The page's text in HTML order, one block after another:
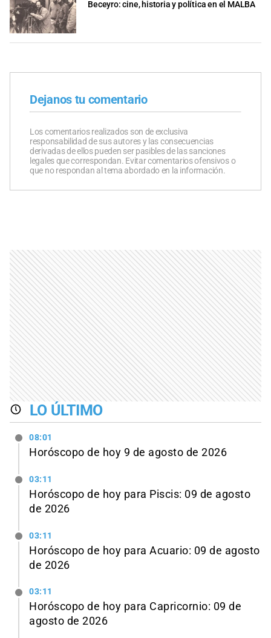
Beceyro: cine, historia y política en el MALBA
Dejanos tu comentario
Los comentarios realizados son de exclusiva
responsabilidad de sus autores y las consecuencias
derivadas de ellos pueden ser pasibles de las sanciones
legales que correspondan. Evitar comentarios ofensivos o
que no respondan al tema abordado en la información.
LO ÚLTIMO
08:01
Horóscopo de hoy 9 de agosto de 2026
03:11
Horóscopo de hoy para Piscis: 09 de agosto
de 2026
03:11
Horóscopo de hoy para Acuario: 09 de agosto
de 2026
03:11
Horóscopo de hoy para Capricornio: 09 de
agosto de 2026